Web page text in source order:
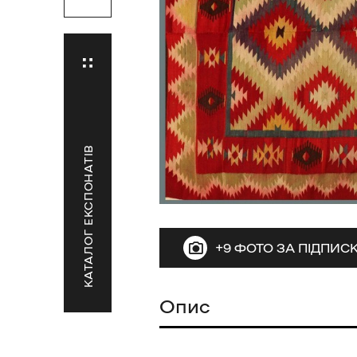
КАТАЛОГ ЕКСПОНАТІВ +9 ФОТО ЗА
Опис